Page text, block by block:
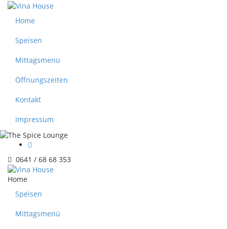
Home
Speisen
Mittagsmenü
Öffnungszeiten
Kontakt
Impressum
0641 / 68 68 353
Home
Speisen
Mittagsmenü